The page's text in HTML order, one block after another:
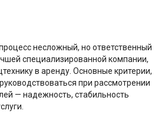
несложный, но ответственный
специализированной компании,
в аренду. Основные критерии,
при рассмотрении
— надежность, стабильность